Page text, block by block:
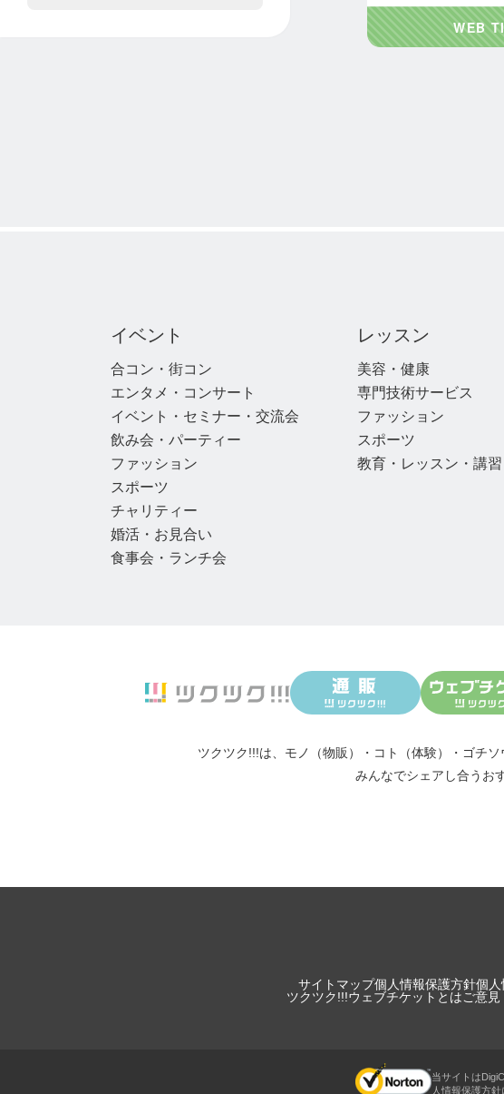
イベント
合コン・街コン
エンタメ・コンサート
イベント・セミナー・交流会
飲み会・パーティー
ファッション
スポーツ
チャリティー
婚活・お見合い
食事会・ランチ会
レッスン
美容・健康
専門技術サービス
ファッション
スポーツ
教育・レッスン・講習
ツクツク!!!は、 モノ（物販） ・ コト（体験） ・ ゴチソ
みんなでシェアし合う お
サイトマップ個人情報保護方針個人
ツクツク!!!ウェブチケットとはご意見
当サイトは
人情報保護方針